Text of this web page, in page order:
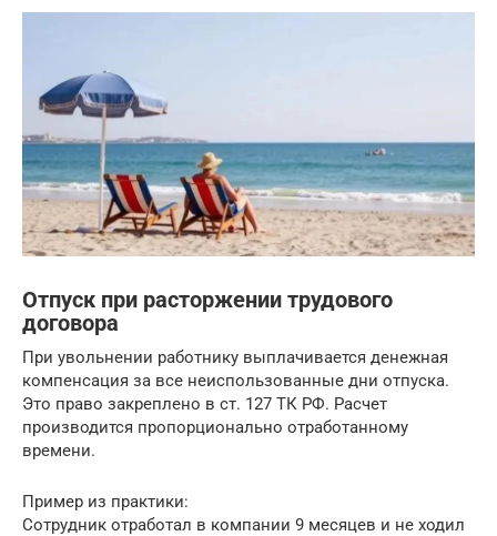
Отпуск при расторжении трудового
договора
При увольнении работнику выплачивается денежная
компенсация за все неиспользованные дни отпуска.
Это право закреплено в ст. 127 ТК РФ. Расчет
производится пропорционально отработанному
времени.
Пример из практики:
Сотрудник отработал в компании 9 месяцев и не ходил